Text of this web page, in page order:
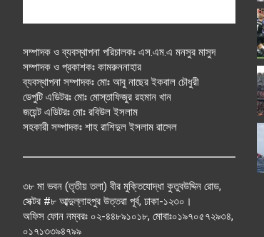
সম্পাদক ও ব্যবস্থাপনা পরিচালকঃ এস.এম.এ মনসুর মাসুদ
সম্পাদক ও প্রকাশকঃ কামরুননাহার
ব্যবস্থাপনা সম্পাদকঃ মোঃ আবু নাছের ইকবাল চৌধুরী
ডেপুটি এডিটরঃ মোঃ মোস্তাফিজুর রহমান খান
জয়েন্ট এডিটরঃ মোঃ রবিউল ইসলাম
সহকারী সম্পাদকঃ শাহ রাশিদুল ইসলাম রাসেল
৩৮ মা ভবন (তৃতীয় তলা) বীর মুক্তিযোদ্ধা কুতুবউদ্দিন রোড,
সেক্টর #৮ আব্দুল্লাহপুর উত্তরা পূর্ব, ঢাকা-১২৩০।
অফিস ফোন নম্বরঃ ০২-৪৪৮৯১০১৮, মোবাঃ০১৯৭০৫৭২৯৩৪,
০১৭১৩৩৯৪৭৯৯